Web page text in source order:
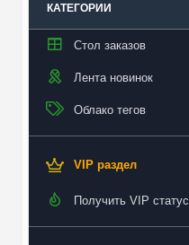
КАТЕГОРИИ
Стол заказов
Лента новинок
Облако тегов
VIP раздел
Получить VIP статус